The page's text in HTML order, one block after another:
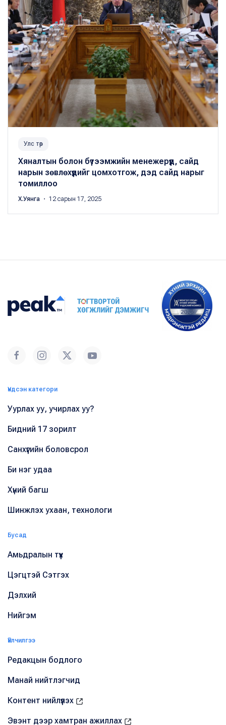
Улс төр
Хяналтын болон бүтээмжийн менежерүүд, сайд
нарын зөвлөхүүдийг цомхотгож, дэд сайд нарыг
томиллоо
Х.Уянга ・ 12 сарын 17, 2025
Үндсэн категори
Уурлах уу, учирлах уу?
Бидний 17 зорилт
Санхүүгийн боловсрол
Би нэг удаа
Хүний багш
Шинжлэх ухаан, технологи
Бусад
Амьдралын түүх
Цэгцтэй Сэтгэх
Дэлхий
Нийгэм
Үйлчилгээ
Редакцын бодлого
Манай нийтлэгчид
Контент нийлүүлэх
Эвэнт дээр хамтран ажиллах